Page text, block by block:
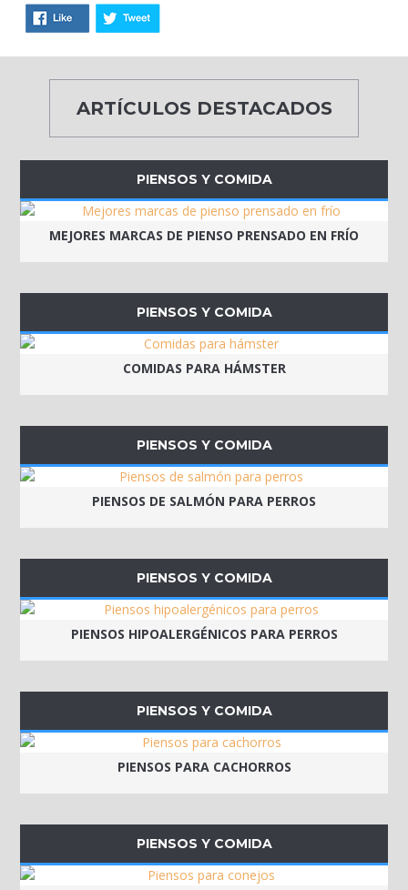
ARTÍCULOS DESTACADOS
PIENSOS Y COMIDA
MEJORES MARCAS DE PIENSO PRENSADO EN FRÍO
PIENSOS Y COMIDA
COMIDAS PARA HÁMSTER
PIENSOS Y COMIDA
PIENSOS DE SALMÓN PARA PERROS
PIENSOS Y COMIDA
PIENSOS HIPOALERGÉNICOS PARA PERROS
PIENSOS Y COMIDA
PIENSOS PARA CACHORROS
PIENSOS Y COMIDA